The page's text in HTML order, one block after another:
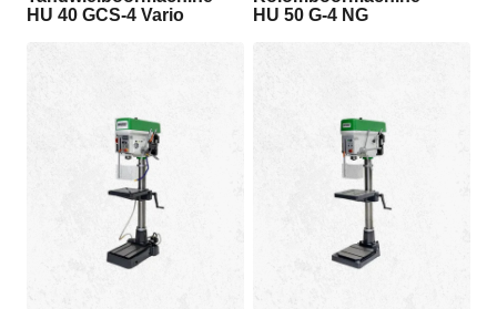
HU 40 GCS-4 Vario
HU 50 G-4 NG